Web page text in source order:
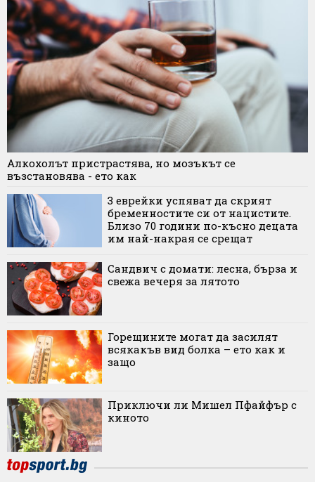
Алкохолът пристрастява, но мозъкът се
възстановява - ето как
3 еврейки успяват да скрият
бременностите си от нацистите.
Близо 70 години по-късно децата
им най-накрая се срещат
Сандвич с домати: лесна, бърза и
свежа вечеря за лятото
Горещините могат да засилят
всякакъв вид болка – ето как и
защо
Приключи ли Мишел Пфайфър с
киното